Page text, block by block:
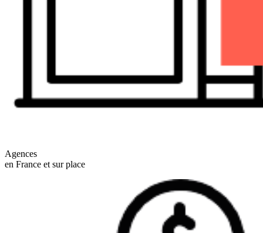
Agences
en France et sur place